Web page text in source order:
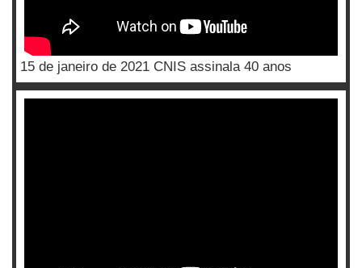
15 de janeiro de 2021 CNIS assinala 40 anos